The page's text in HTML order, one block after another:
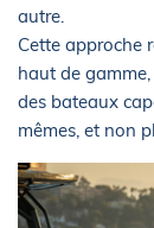
autre.
Cette approche
haut de
des bateaux
mêmes, et non